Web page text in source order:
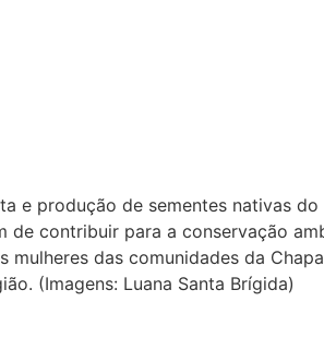
e produção de sementes nativas do
de contribuir para a conservação
das comunidades da
(Imagens: Luana Santa Brígida)